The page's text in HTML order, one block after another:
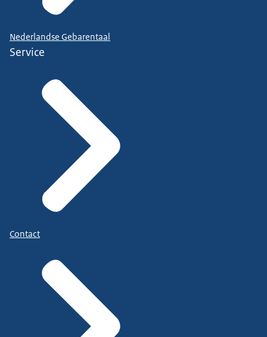
Nederlandse Gebarentaal
Service
Contact